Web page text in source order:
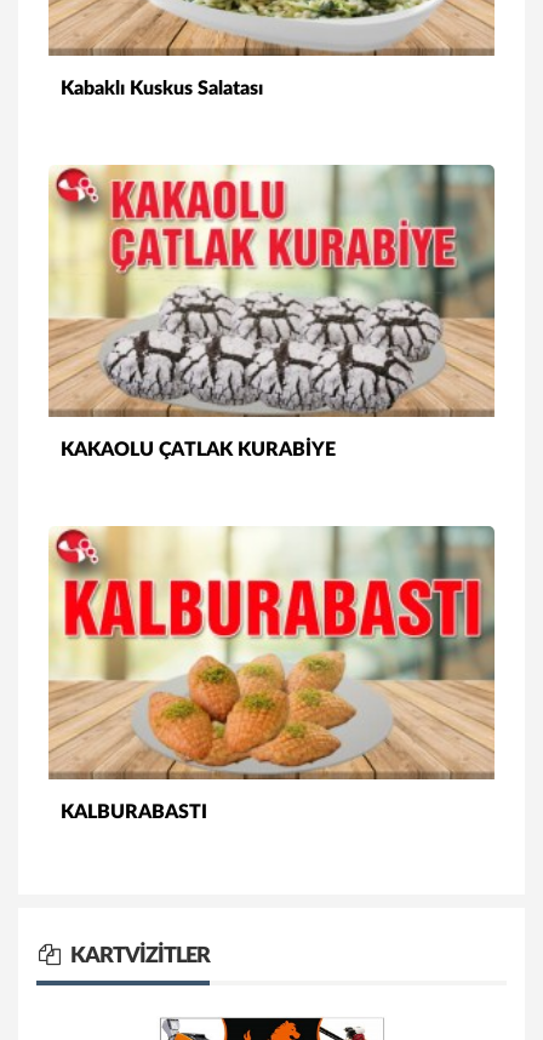
Kabaklı Kuskus Salatası
KAKAOLU ÇATLAK KURABİYE
KALBURABASTI
KARTVIZITLER